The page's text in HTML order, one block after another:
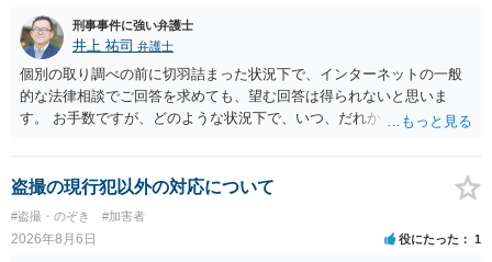
いうのが実感です。
刑事事件に強い弁護士
井上 祐司 弁護士
個別の取り調べの前に切羽詰まった状況下で、インターネットの一般
的な法律相談でご回答を求めても、望む回答は得られないと思いま
す。 お手数ですが、どのような状況下で、いつ、だれからどのような
の程度だと聞いているのかということについて、お近くで詳細な法律
相談を受けられたうえで対処方法を探された方がよいと思われます。
一般論でいえば、任意取り調べの場合、ＩＣレコーダーを持参して取
り調べ内容を録音することは必須だと考えます。
盗撮の現行犯以外の対応について
#盗撮・のぞき #加害者
2026年8月6日 役にたった 1